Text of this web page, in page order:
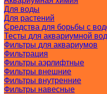
Для воды
Для растений
Средства для борьбы с
Тесты для аквариумной
Фильтры для аквариумов
Фильтрация
Фильтры аэрлифтные
Фильтры внешние
Фильтры внутренние
Фильтры навесные